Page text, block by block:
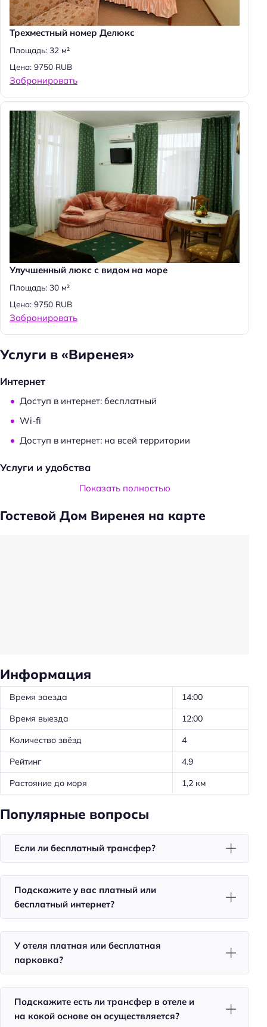
Трехместный номер Делюкс
Площадь: 32 м²
Цена: 9750 RUB
Забронировать
Улучшенный люкс с видом на море
Площадь: 30 м²
Цена: 9750 RUB
Забронировать
Услуги в «Виренея»
Интернет
Доступ в интернет: бесплатный
Wi-fi
Доступ в интернет: на всей территории
Услуги и удобства
Банкетный зал
Проживание с животными запрещено
Трансфер: платный
Удобства в номерах
Кондиционер в номере
Номера для некурящих
Шампанское в номере
Телевизор в номере
Красивый вид из окна
Холодильник
Уборка
Санузел в номере
Красота и здоровье
Сауна
Спорт и развлечения
Терраса
Показать полностью
Гостевой Дом Виренея на карте
Информация
Время заезда
14:00
Время выезда
12:00
Количество звёзд
4
Рейтинг
4.9
Растояние до моря
1,2 км
Популярные вопросы
Если ли бесплатный трансфер?
Подскажите у вас платный или
бесплатный интернет?
У отеля платная или бесплатная
парковка?
Подскажите есть ли трансфер в отеле и
на кокой основе он осуществляется?